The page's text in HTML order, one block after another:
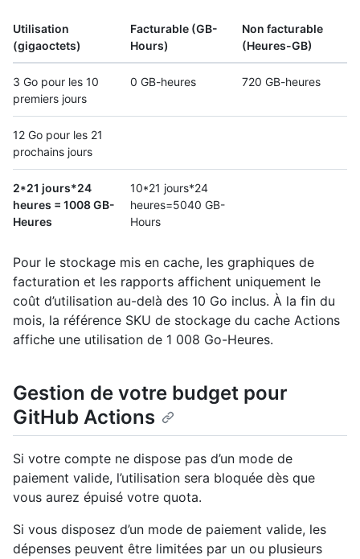
Utilisation
(gigaoctets)
Facturable (GB-
Hours)
Non facturable
(Heures-GB)
3 Go pour les 10
premiers jours
0 GB-heures 720 GB-heures
12 Go pour les 21
prochains jours
2*21 jours*24
heures = 1008 GB-
Heures
10*21 jours*24
heures=5040 GB-
Hours
Pour le stockage mis en cache, les graphiques de
facturation et les rapports affichent uniquement le
coût d’utilisation au-delà des 10 Go inclus. À la fin du
mois, la référence SKU de stockage du cache Actions
affiche une utilisation de 1 008 Go-Heures.
Gestion de votre budget pour
GitHub Actions
Si votre compte ne dispose pas d’un mode de
paiement valide, l’utilisation sera bloquée dès que
vous aurez épuisé votre quota.
Si vous disposez d’un mode de paiement valide, les
dépenses peuvent être limitées par un ou plusieurs